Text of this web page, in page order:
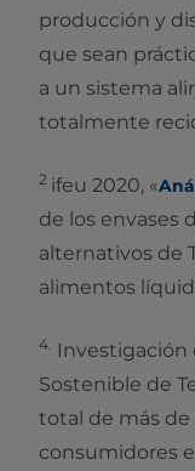
producción y
que sean
a un sistema
totalmente
2 ifeu 2020, «
de los envases
alternativos de
alimentos
4. Investigación
Sostenible de
total de más de
consumidores